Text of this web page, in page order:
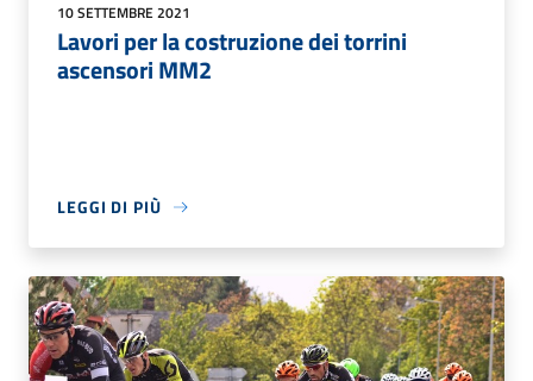
10 SETTEMBRE 2021
Lavori per la costruzione dei torrini
ascensori MM2
LEGGI DI PIÙ